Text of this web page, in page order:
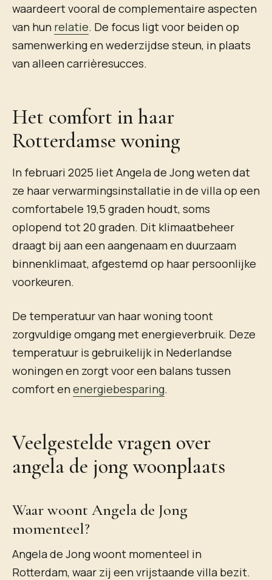
waardeert vooral de complementaire aspecten
van hun relatie. De focus ligt voor beiden op
samenwerking en wederzijdse steun, in plaats
van alleen carrièresucces.
Het comfort in haar
Rotterdamse woning
In februari 2025 liet Angela de Jong weten dat
ze haar verwarmingsinstallatie in de villa op een
comfortabele 19,5 graden houdt, soms
oplopend tot 20 graden. Dit klimaatbeheer
draagt bij aan een aangenaam en duurzaam
binnenklimaat, afgestemd op haar persoonlijke
voorkeuren.
De temperatuur van haar woning toont
zorgvuldige omgang met energieverbruik. Deze
temperatuur is gebruikelijk in Nederlandse
woningen en zorgt voor een balans tussen
comfort enenergiebesparing.
Veelgestelde vragen over
angela de jong woonplaats
Waar woont Angela de Jong
momenteel?
Angela de Jong woont momenteel in
Rotterdam, waar zij een vrijstaande villa bezit.